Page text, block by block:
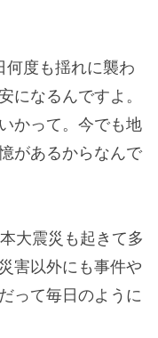
何度も揺れに襲わ
になるんですよ。
かって。今でも地
があるからなんで
大震災も起きて多
害以外にも事件や
って毎日のように